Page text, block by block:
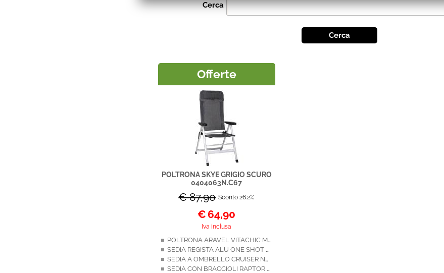
Cerca
Offerte
POLTRONA SKYE GRIGIO SCURO
0404063N.C67
€ 87,90 Sconto 26.2%
€ 64,90
Iva inclusa
POLTRONA ARAVEL VITACHIC MEDIUM SALT & PEPPER 0404065N.C42M
SEDIA REGISTA ALU ONE SHOT CAMPING-LIFE EDITION BLU/NERO BY BRUNNER
SEDIA A OMBRELLO CRUISER NERO 0404039N.C03
SEDIA CON BRACCIOLI RAPTOR RECLINER APERTURA A OMBRELLO 0404050N.C20